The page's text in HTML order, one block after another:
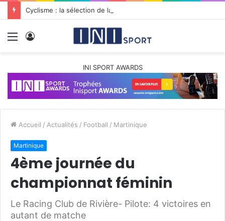
Menu
INI SPORT AWARDS
Accueil / Actualités / Football / Martinique
Martinique
4ème journée du
championnat féminin
Le Racing Club de Rivière- Pilote: 4 victoires en
autant de matche